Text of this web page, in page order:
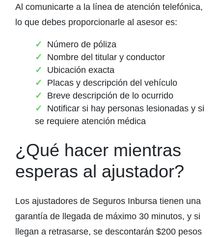
Al comunicarte a la línea de atención telefónica,
lo que debes proporcionarle al asesor es:
Número de póliza
Nombre del titular y conductor
Ubicación exacta
Placas y descripción del vehículo
Breve descripción de lo ocurrido
Notificar si hay personas lesionadas y si
se requiere atención médica
¿Qué hacer mientras
esperas al ajustador?
Los ajustadores de Seguros Inbursa tienen una
garantía de llegada de máximo 30 minutos, y si
llegan a retrasarse, se descontarán $200 pesos